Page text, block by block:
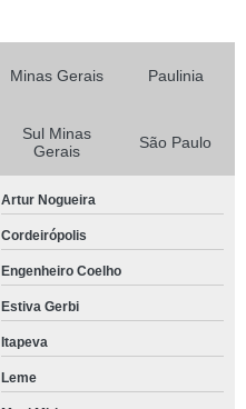
Minas Gerais Paulinia
Sul Minas
Gerais
São Paulo
Artur Nogueira
Cordeirópolis
Engenheiro Coelho
Estiva Gerbi
Itapeva
Leme